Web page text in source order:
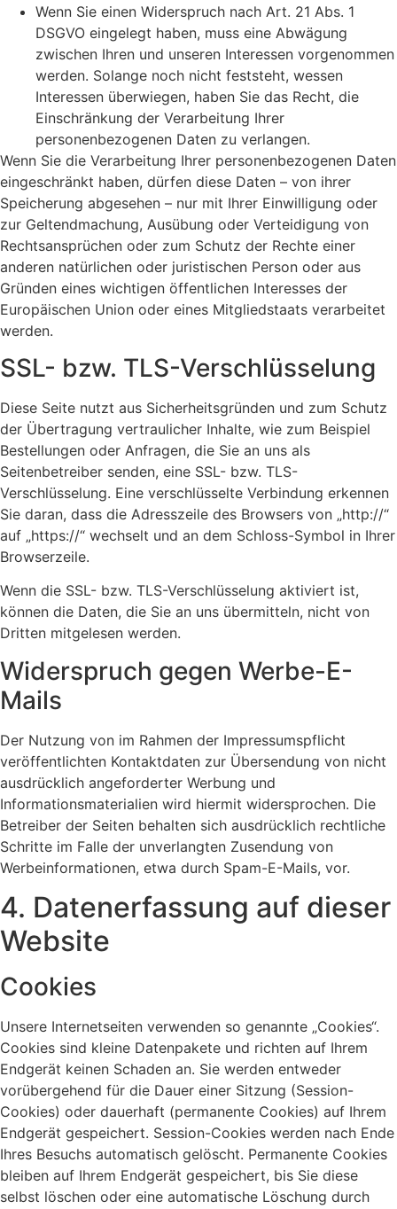
Wenn Sie einen Widerspruch nach Art. 21 Abs. 1
DSGVO eingelegt haben, muss eine Abwägung
zwischen Ihren und unseren Interessen vorgenommen
werden. Solange noch nicht feststeht, wessen
Interessen überwiegen, haben Sie das Recht, die
Einschränkung der Verarbeitung Ihrer
personenbezogenen Daten zu verlangen.
Wenn Sie die Verarbeitung Ihrer personenbezogenen Daten
eingeschränkt haben, dürfen diese Daten – von ihrer
Speicherung abgesehen – nur mit Ihrer Einwilligung oder
zur Geltendmachung, Ausübung oder Verteidigung von
Rechtsansprüchen oder zum Schutz der Rechte einer
anderen natürlichen oder juristischen Person oder aus
Gründen eines wichtigen öffentlichen Interesses der
Europäischen Union oder eines Mitgliedstaats verarbeitet
werden.
SSL- bzw. TLS-Verschlüsselung
Diese Seite nutzt aus Sicherheitsgründen und zum Schutz
der Übertragung vertraulicher Inhalte, wie zum Beispiel
Bestellungen oder Anfragen, die Sie an uns als
Seitenbetreiber senden, eine SSL- bzw. TLS-
Verschlüsselung. Eine verschlüsselte Verbindung erkennen
Sie daran, dass die Adresszeile des Browsers von „http://“
auf „https://“ wechselt und an dem Schloss-Symbol in Ihrer
Browserzeile.
Wenn die SSL- bzw. TLS-Verschlüsselung aktiviert ist,
können die Daten, die Sie an uns übermitteln, nicht von
Dritten mitgelesen werden.
Widerspruch gegen Werbe-E-
Mails
Der Nutzung von im Rahmen der Impressumspflicht
veröffentlichten Kontaktdaten zur Übersendung von nicht
ausdrücklich angeforderter Werbung und
Informationsmaterialien wird hiermit widersprochen. Die
Betreiber der Seiten behalten sich ausdrücklich rechtliche
Schritte im Falle der unverlangten Zusendung von
Werbeinformationen, etwa durch Spam-E-Mails, vor.
4. Datenerfassung auf dieser
Website
Cookies
Unsere Internetseiten verwenden so genannte „Cookies“.
Cookies sind kleine Datenpakete und richten auf Ihrem
Endgerät keinen Schaden an. Sie werden entweder
vorübergehend für die Dauer einer Sitzung (Session-
Cookies) oder dauerhaft (permanente Cookies) auf Ihrem
Endgerät gespeichert. Session-Cookies werden nach Ende
Ihres Besuchs automatisch gelöscht. Permanente Cookies
bleiben auf Ihrem Endgerät gespeichert, bis Sie diese
selbst löschen oder eine automatische Löschung durch